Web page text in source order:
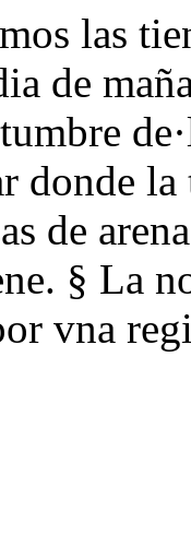
las
de
donde la
de
§ La
vna